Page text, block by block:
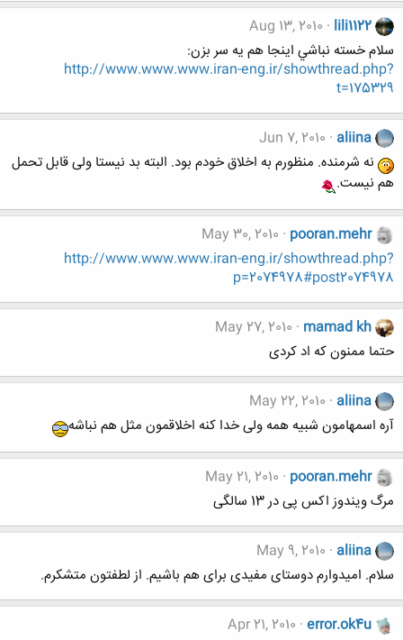
lili1122
Aug 13, 2010
سلام خسته نباشي اينجا هم يه سر بزن:
http://www.www.www.iran-eng.ir/showthread.php?
t=175329
aliina
Jun 7, 2010
نه شرمنده. منظورم به اخلاق خودم بود. البته بد نیستا ولی قابل تحمل
هم نیست.
pooran.mehr
May 30, 2010
http://www.www.www.iran-eng.ir/showthread.php?
p=2074978#post2074978
mamad kh
May 27, 2010
حتما ممنون که اد کردی
aliina
May 22, 2010
آره اسمهامون شبیه همه ولی خدا کنه اخلاقمون مثل هم نباشه
pooran.mehr
May 21, 2010
مرگ ویندوز اکس پی در 13 سالگی
aliina
May 9, 2010
سلام. امیدوارم دوستای مفیدی برای هم باشیم. از لطفتون متشکرم.
error.ok4u
Apr 21, 2010